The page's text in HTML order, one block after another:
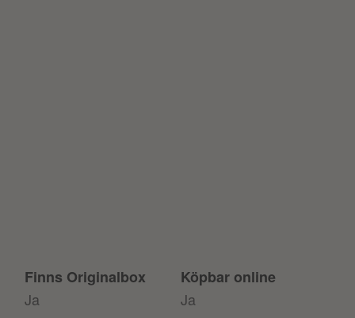
Finns Originalbox
Ja
Köpbar online
Ja